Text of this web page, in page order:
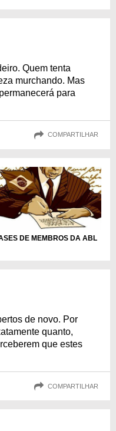
Quem tenta
murchando. Mas
para
COMPARTILHAR
DE MEMBROS DA ABL
de novo. Por
quanto,
que estes
COMPARTILHAR